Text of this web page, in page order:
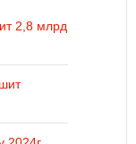
2,8 млрд